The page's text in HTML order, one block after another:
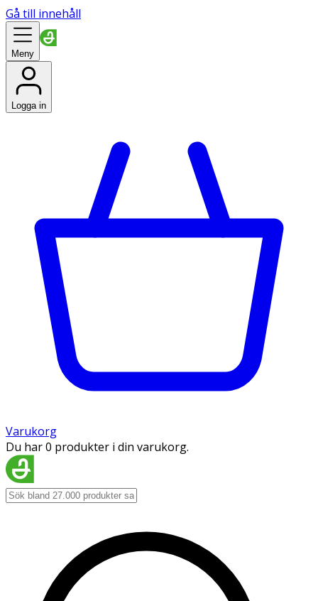
Gå till innehåll
Meny
Logga in
Varukorg
Du har 0 produkter i din varukorg.